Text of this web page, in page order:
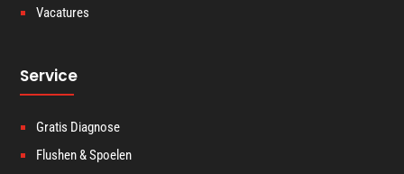
Vacatures
Service
Gratis Diagnose
Flushen & Spoelen